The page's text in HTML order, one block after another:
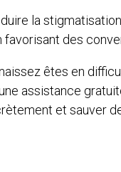
la
favorisant des
êtes en
assistance
et sauver